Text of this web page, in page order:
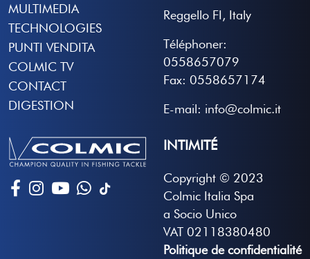
MULTIMEDIA
TECHNOLOGIES
PUNTI VENDITA
COLMIC TV
CONTACT
DIGESTION
Reggello FI, Italy
Téléphoner:
0558657079
Fax: 0558657174
E-mail: info@colmic.it
INTIMITÉ
Copyright © 2023
Colmic Italia Spa
a Socio Unico
VAT 02118380480
Politique de confidentialité